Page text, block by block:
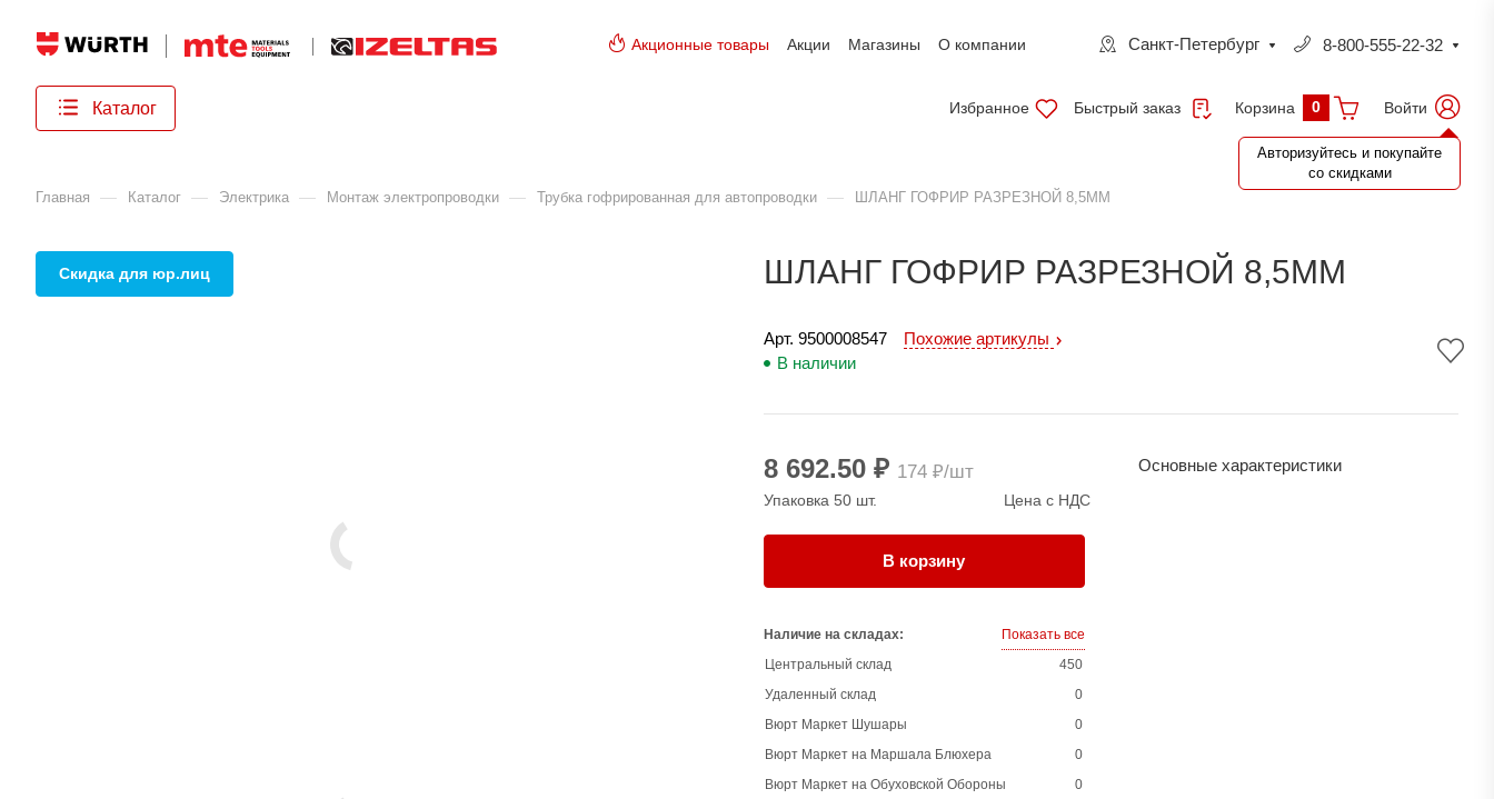
Акционные товары Акции Магазины О компании Санкт-Петербург 8-800-555-22-32
Каталог Избранное Быстрый заказ Корзина 0 Войти
Авторизуйтесь и покупайте
со скидками
Главная
— Каталог — Электрика — Монтаж электропроводки — Трубка гофрированная для автопроводки — ШЛАНГ ГОФРИР РАЗРЕЗНОЙ 8,5ММ
Скидка для юр.лиц ШЛАНГ ГОФРИР РАЗРЕЗНОЙ 8,5ММ
Арт. 9500008547
Похожие артикулы
В наличии
8 692.50 ₽ 174 ₽/шт
Упаковка 50 шт. Цена с НДС
В корзину
Наличие на складах:
Показать все
Центральный склад
450
Удаленный склад
0
Вюрт Маркет Шушары
0
Вюрт Маркет на Маршала Блюхера
0
Вюрт Маркет на Обуховской Обороны
0
Основные характеристики